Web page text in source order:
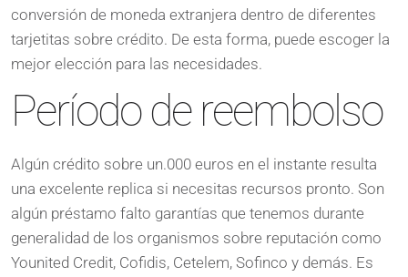
conversión de moneda extranjera dentro de diferentes
tarjetitas sobre crédito. De esta forma, puede escoger la
mejor elección para las necesidades.
Período de reembolso
Algún crédito sobre un.000 euros en el instante resulta
una excelente replica si necesitas recursos pronto. Son
algún préstamo falto garantías que tenemos durante
generalidad de los organismos sobre reputación como
Younited Credit, Cofidis, Cetelem, Sofinco y demás. Es